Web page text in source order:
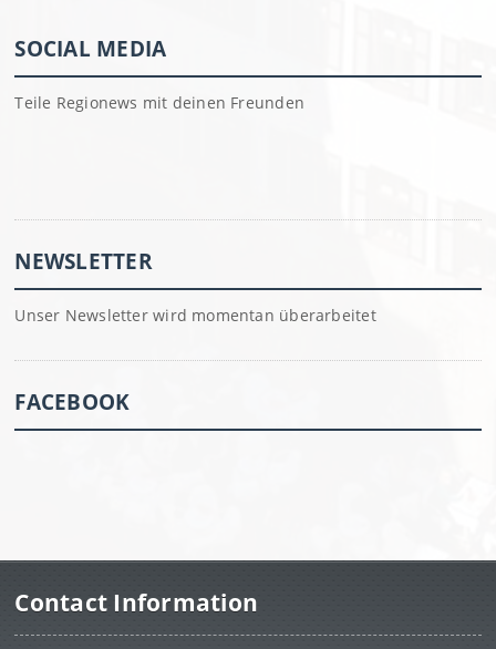
SOCIAL MEDIA
Teile Regionews mit deinen Freunden
NEWSLETTER
Unser Newsletter wird momentan überarbeitet
FACEBOOK
Contact Information